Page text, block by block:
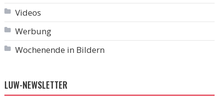
Videos
Werbung
Wochenende in Bildern
LUW-NEWSLETTER